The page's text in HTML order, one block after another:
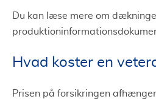
Du kan læse mere om
Hvad koster en
Prisen på forsikringen